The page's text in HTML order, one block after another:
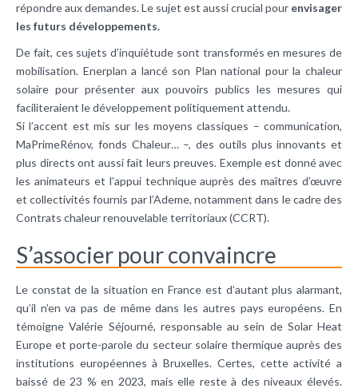
répondre aux demandes. Le sujet est aussi crucial pour envisager
les futurs développements.
De fait, ces sujets d’inquiétude sont transformés en mesures de
mobilisation. Enerplan a lancé son Plan national pour la chaleur
solaire pour présenter aux pouvoirs publics les mesures qui
faciliteraient le développement politiquement attendu.
Si l’accent est mis sur les moyens classiques – communication,
MaPrimeRénov, fonds Chaleur… –, des outils plus innovants et
plus directs ont aussi fait leurs preuves. Exemple est donné avec
les animateurs et l’appui technique auprès des maîtres d’œuvre
et collectivités fournis par l’Ademe, notamment dans le cadre des
Contrats chaleur renouvelable territoriaux (CCRT).
S’associer pour convaincre
Le constat de la situation en France est d’autant plus alarmant,
qu’il n’en va pas de même dans les autres pays européens. En
témoigne Valérie Séjourné, responsable au sein de Solar Heat
Europe et porte-parole du secteur solaire thermique auprès des
institutions européennes à Bruxelles. Certes, cette activité a
baissé de 23 % en 2023, mais elle reste à des niveaux élevés.